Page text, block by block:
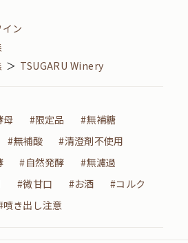
ン
＞ TSUGARU Winery
母 #限定品
#無補糖
#無補酸
#清澄剤不使用
#自然発酵
#無濾過
#微甘口 #お酒
#コルク
噴き出し注意